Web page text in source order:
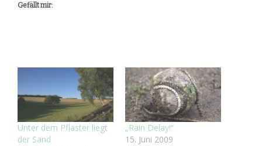
Gefällt mir:
Unter dem Pflaster liegt
der Sand
„Rain Delay!“
15. Juni 2009